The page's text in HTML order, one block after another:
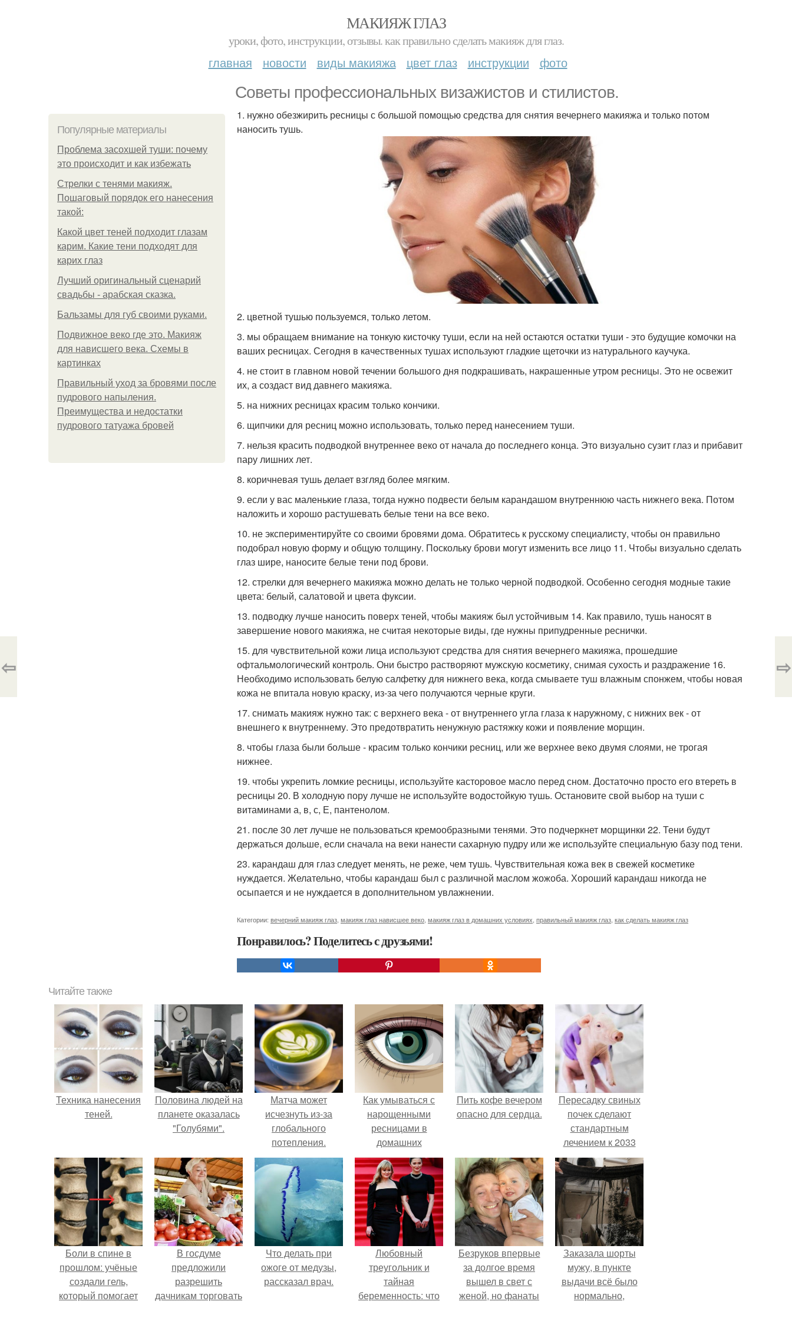
МАКИЯЖ ГЛАЗ
уроки, фото, инструкции, отзывы. как правильно сделать макияж для глаз.
главная новости виды макияжа цвет глаз инструкции фото
Советы профессиональных визажистов и стилистов.
Популярные материалы
Проблема засохшей туши: почему
это происходит и как избежать
Стрелки с тенями макияж.
Пошаговый порядок его нанесения
такой:
Какой цвет теней подходит глазам
карим. Какие тени подходят для
карих глаз
Лучший оригинальный сценарий
свадьбы - арабская сказка.
Бальзамы для губ своими руками.
Подвижное веко где это. Макияж
для нависшего века. Схемы в
картинках
Правильный уход за бровями после
пудрового напыления.
Преимущества и недостатки
пудрового татуажа бровей
1. нужно обезжирить ресницы с большой помощью средства для снятия вечернего макияжа и только потом
наносить тушь.
2. цветной тушью пользуемся, только летом.
3. мы обращаем внимание на тонкую кисточку туши, если на ней остаются остатки туши - это будущие комочки на
ваших ресницах. Сегодня в качественных тушах используют гладкие щеточки из натурального каучука.
4. не стоит в главном новой течении большого дня подкрашивать, накрашенные утром ресницы. Это не освежит
их, а создаст вид давнего макияжа.
5. на нижних ресницах красим только кончики.
6. щипчики для ресниц можно использовать, только перед нанесением туши.
7. нельзя красить подводкой внутреннее веко от начала до последнего конца. Это визуально сузит глаз и прибавит
пару лишних лет.
8. коричневая тушь делает взгляд более мягким.
9. если у вас маленькие глаза, тогда нужно подвести белым карандашом внутреннюю часть нижнего века. Потом
наложить и хорошо растушевать белые тени на все веко.
10. не экспериментируйте со своими бровями дома. Обратитесь к русскому специалисту, чтобы он правильно
подобрал новую форму и общую толщину. Поскольку брови могут изменить все лицо 11. Чтобы визуально сделать
глаз шире, наносите белые тени под брови.
12. стрелки для вечернего макияжа можно делать не только черной подводкой. Особенно сегодня модные такие
цвета: белый, салатовой и цвета фуксии.
13. подводку лучше наносить поверх теней, чтобы макияж был устойчивым 14. Как правило, тушь наносят в
завершение нового макияжа, не считая некоторые виды, где нужны припудренные реснички.
15. для чувствительной кожи лица используют средства для снятия вечернего макияжа, прошедшие
офтальмологический контроль. Они быстро растворяют мужскую косметику, снимая сухость и раздражение 16.
Необходимо использовать белую салфетку для нижнего века, когда смываете туш влажным спонжем, чтобы новая
кожа не впитала новую краску, из-за чего получаются черные круги.
17. снимать макияж нужно так: с верхнего века - от внутреннего угла глаза к наружному, с нижних век - от
внешнего к внутреннему. Это предотвратить ненужную растяжку кожи и появление морщин.
8. чтобы глаза были больше - красим только кончики ресниц, или же верхнее веко двумя слоями, не трогая
нижнее.
19. чтобы укрепить ломкие ресницы, используйте касторовое масло перед сном. Достаточно просто его втереть в
ресницы 20. В холодную пору лучше не используйте водостойкую тушь. Остановите свой выбор на туши с
витаминами а, в, с, Е, пантенолом.
21. после 30 лет лучше не пользоваться кремообразными тенями. Это подчеркнет морщинки 22. Тени будут
держаться дольше, если сначала на веки нанести сахарную пудру или же используйте специальную базу под тени.
23. карандаш для глаз следует менять, не реже, чем тушь. Чувствительная кожа век в свежей косметике
нуждается. Желательно, чтобы карандаш был с различной маслом жожоба. Хороший карандаш никогда не
осыпается и не нуждается в дополнительном увлажнении.
Категории: вечерний макияж глаз макияж глаз нависшее веко макияж глаз в домашних условиях правильный макияж глаз как сделать макияж глаз
Понравилось? Поделитесь с друзьями!
⇦ ⇨
Читайте также
Техника нанесения
теней.
Половина людей на
планете оказалась
"Голубями".
Матча может
исчезнуть из-за
глобального
потепления.
Как умываться с
нарощенными
ресницами в
домашних
условиях. Как
правильно смыть
макияж с
нарощенными
ресницами?
Пить кофе вечером
опасно для сердца.
Пересадку свиных
почек сделают
стандартным
лечением к 2033
году в Японии.
Боли в спине в
прошлом: учёные
создали гель,
который помогает
В госдуме
предложили
разрешить
дачникам торговать
Что делать при
ожоге от медузы,
рассказал врач.
Любовный
треугольник и
тайная
беременность: что
Безруков впервые
за долгое время
вышел в свет с
женой, но фанаты
Заказала шорты
мужу, в пункте
выдачи всё было
нормально,